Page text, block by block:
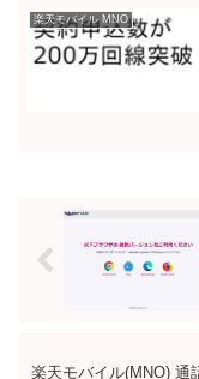
楽天モバイル MNO
楽天モバイル(MNO) 通